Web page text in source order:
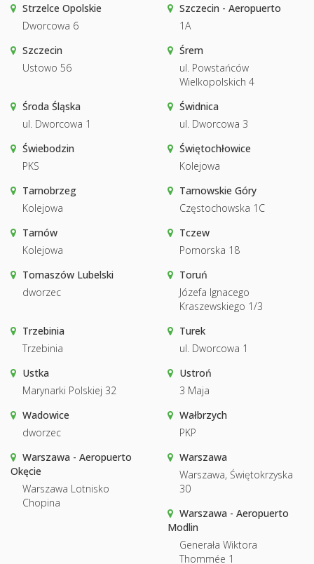
Strzelce Opolskie
Dworcowa 6
Szczecin - Aeropuerto
1A
Szczecin
Ustowo 56
Śrem
ul. Powstańców
Wielkopolskich 4
Środa Śląska
ul. Dworcowa 1
Świdnica
ul. Dworcowa 3
Świebodzin
PKS
Świętochłowice
Kolejowa
Tarnobrzeg
Kolejowa
Tarnowskie Góry
Częstochowska 1C
Tarnów
Kolejowa
Tczew
Pomorska 18
Tomaszów Lubelski
dworzec
Toruń
Józefa Ignacego
Kraszewskiego 1/3
Trzebinia
Trzebinia
Turek
ul. Dworcowa 1
Ustka
Marynarki Polskiej 32
Ustroń
3 Maja
Wadowice
dworzec
Wałbrzych
PKP
Warszawa - Aeropuerto
Okęcie
Warszawa Lotnisko
Chopina
Warszawa
Warszawa, Świętokrzyska
30
Warszawa - Aeropuerto
Modlin
Generała Wiktora
Thommée 1